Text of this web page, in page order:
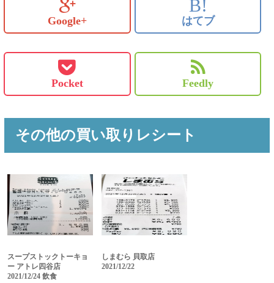
Google+
B!
はてブ
Pocket Feedly
その他の買い取りレシート
スープストックトーキョ
ー アトレ四谷店
2021/12/24 飲食
しまむら 貝取店
2021/12/22